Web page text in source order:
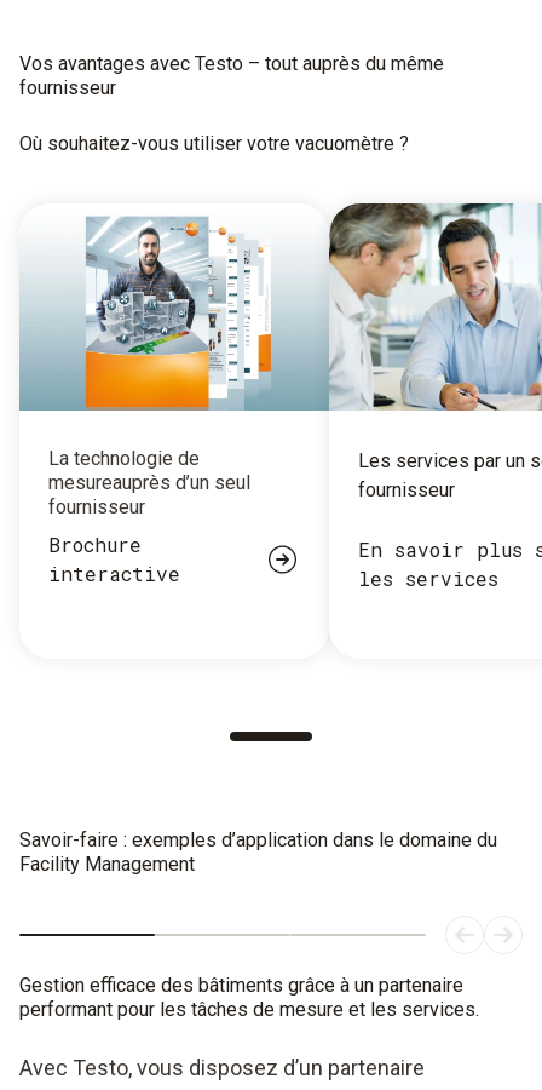
Vos avantages avec Testo – tout auprès du même
fournisseur
Où souhaitez-vous utiliser votre vacuomètre ?
La technologie de
mesureauprès d’un seul
fournisseur
Brochure
interactive
Les services par un
fournisseur
En savoir plus
les services
Savoir-faire : exemples d’application dans le domaine du
Facility Management
Gestion efficace des bâtiments grâce à un partenaire
performant pour les tâches de mesure et les services.
Avec Testo, vous disposez d’un partenaire